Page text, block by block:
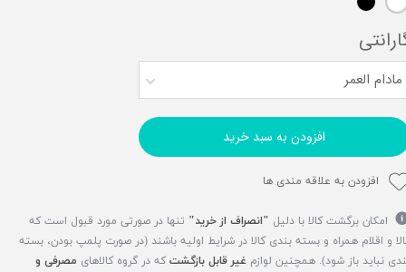
مادام العمر
افزودن به سبد خرید
افزودن به علاقه مندی ها
امکان برگشت کالا با دلیل "انصراف از خرید" تنها در صورتی مورد قبول است که
و اقلام همراه و بسته بندی کالا در شرایط اولیه باشند (در صورت پلمپ بودن، بسته
نباید باز شود). همچنین لوازم غیر قابل بازگشت که در گروه کالاهای مصرفی و